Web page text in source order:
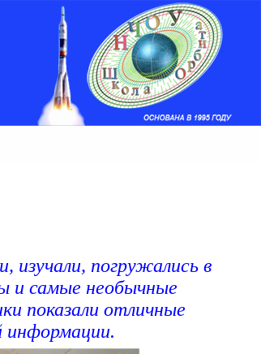
изучали, погружались в
и самые необычные
показали отличные
информации.